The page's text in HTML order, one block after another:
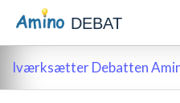
DEBAT
Iværksætter Debatten